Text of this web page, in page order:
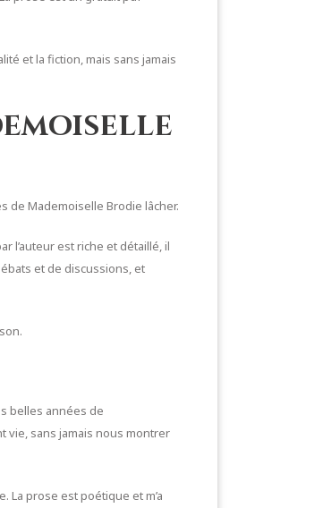
et la fiction, mais sans jamais
de Mademoiselle Brodie lâcher.
l’auteur est riche et détaillé, il
et de discussions, et
belles années de
vie, sans jamais nous montrer
prose est poétique et m’a